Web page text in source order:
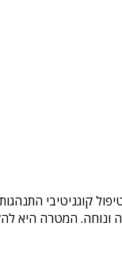
קוגניטיבי
ונוחה. המטרה היא